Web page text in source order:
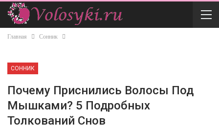
Главная Сонник
СОННИК
Почему Приснились Волосы Под
Мышками? 5 Подробных
Толкований Снов